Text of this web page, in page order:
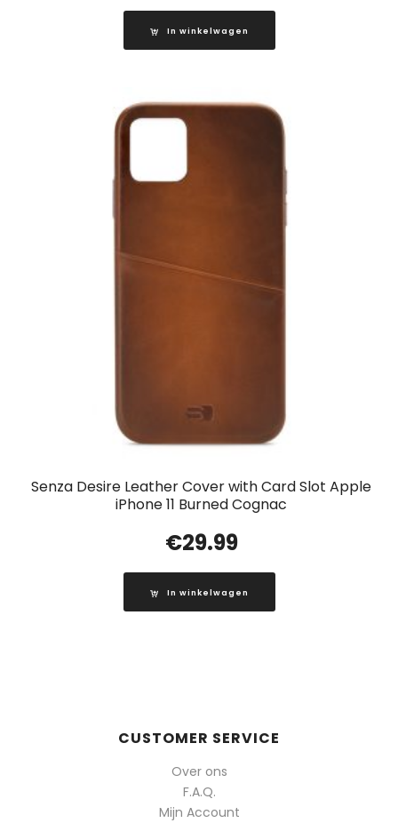
In winkelwagen
Senza Desire Leather Cover with Card Slot Apple
iPhone 11 Burned Cognac
€29.99
In winkelwagen
CUSTOMER SERVICE
Over ons
F.A.Q.
Mijn Account